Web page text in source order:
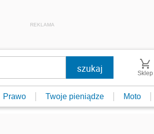
REKLAMA
Sklep
Prawo Twoje pieniądze Moto